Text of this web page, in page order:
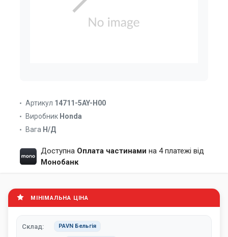
Артикул 14711-5AY-H00
Виробник Honda
Вага Н/Д
Доступна Оплата частинами на 4 платежі від
Монобанк
МІНІМАЛЬНА ЦІНА
Склад: PAVN Бельгія